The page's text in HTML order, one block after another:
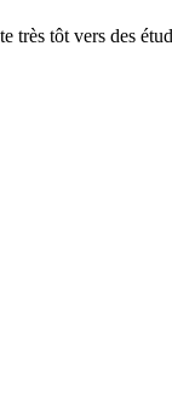
tôt vers des